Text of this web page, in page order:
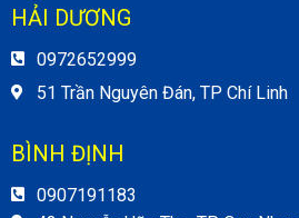
HẢI DƯƠNG
0972652999
51 Trần Nguyên Đán, TP Chí Linh
BÌNH ĐỊNH
0907191183